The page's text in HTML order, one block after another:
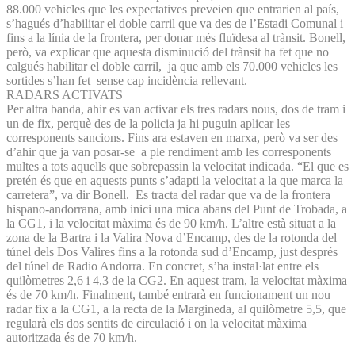
88.000 vehicles que les expectatives preveien que entrarien al país,
s’hagués d’habilitar el doble carril que va des de l’Estadi Comunal i
fins a la línia de la frontera, per donar més fluïdesa al trànsit. Bonell,
però, va explicar que aquesta disminució del trànsit ha fet que no
calgués habilitar el doble carril, ja que amb els 70.000 vehicles les
sortides s’han fet sense cap incidència rellevant.
RADARS ACTIVATS
Per altra banda, ahir es van activar els tres radars nous, dos de tram i
un de fix, perquè des de la policia ja hi puguin aplicar les
corresponents sancions. Fins ara estaven en marxa, però va ser des
d’ahir que ja van posar-se a ple rendiment amb les corresponents
multes a tots aquells que sobrepassin la velocitat indicada. “El que es
pretén és que en aquests punts s’adapti la velocitat a la que marca la
carretera”, va dir Bonell. Es tracta del radar que va de la frontera
hispano-andorrana, amb inici una mica abans del Punt de Trobada, a
la CG1, i la velocitat màxima és de 90 km/h. L’altre està situat a la
zona de la Bartra i la Valira Nova d’Encamp, des de la rotonda del
túnel dels Dos Valires fins a la rotonda sud d’Encamp, just després
del túnel de Radio Andorra. En concret, s’ha instal·lat entre els
quilòmetres 2,6 i 4,3 de la CG2. En aquest tram, la velocitat màxima
és de 70 km/h. Finalment, també entrarà en funcionament un nou
radar fix a la CG1, a la recta de la Margineda, al quilòmetre 5,5, que
regularà els dos sentits de circulació i on la velocitat màxima
autoritzada és de 70 km/h.